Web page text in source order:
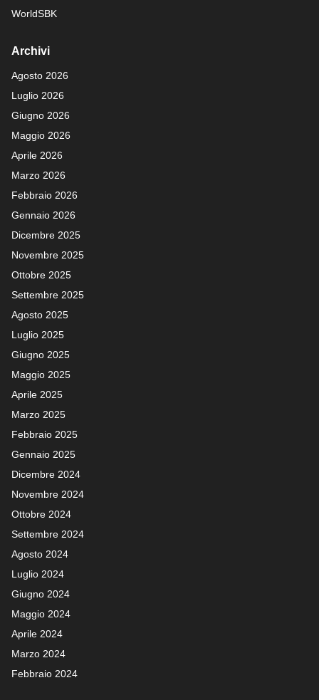
WorldSBK
Archivi
Agosto 2026
Luglio 2026
Giugno 2026
Maggio 2026
Aprile 2026
Marzo 2026
Febbraio 2026
Gennaio 2026
Dicembre 2025
Novembre 2025
Ottobre 2025
Settembre 2025
Agosto 2025
Luglio 2025
Giugno 2025
Maggio 2025
Aprile 2025
Marzo 2025
Febbraio 2025
Gennaio 2025
Dicembre 2024
Novembre 2024
Ottobre 2024
Settembre 2024
Agosto 2024
Luglio 2024
Giugno 2024
Maggio 2024
Aprile 2024
Marzo 2024
Febbraio 2024